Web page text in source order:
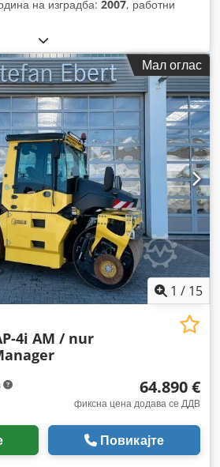
на изградба: 2007, работни
Мал оглас
1 / 15
4i AM / nur
64.890 €
фиксна цена додава се ДДВ
Повикајте